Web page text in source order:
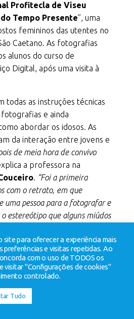
Profitecla de Viseu
Tempo Presente”, uma
femininos das utentes no
Caetano. As fotografias
alunos do curso de
Digital, após uma visita à
todas as instruções técnicas
e ainda
abordar os idosos. As
da interação entre jovens e
de meia hora de convivo
a professora na
. “Foi a primeira
com o retrato, em que
uma pessoa para a fotografar e
estereótipo que alguns miúdos
site para oferecer a experiência mais
preferências e visitas repetidas. Ao
com o uso de TODOS os
visitar "Configurações de cookies"
controlado.
Tudo